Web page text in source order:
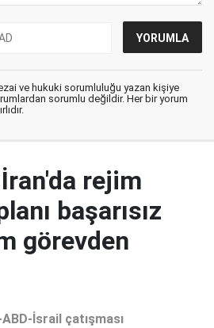
ve hukuki sorumluluğu yazan kişiye
sorumlu değildir. Her bir yorum
rejim
başarısız
görevden
ABD-İsrail çatışması